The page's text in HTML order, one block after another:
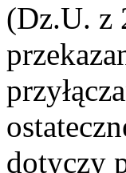
(Dz.U. z
dotyczy